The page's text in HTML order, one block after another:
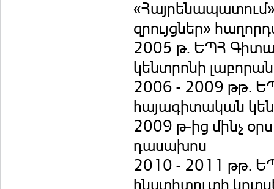
զրույցներ»
2005 թ. ԵՊՀ
կենտրոնի
2006 - 2009 թթ.
հայագիտական
2009 թ-ից մինչ
դասախոս
2010 - 2011 թթ.
ինստիտուտի